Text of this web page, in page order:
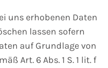
uns erhobenen Daten
lassen sofern
auf Grundlage von
Art. 6 Abs. 1 S. 1 lit. f